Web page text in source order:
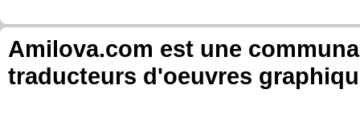
Amilova.com est une
traducteurs d'oeuvres